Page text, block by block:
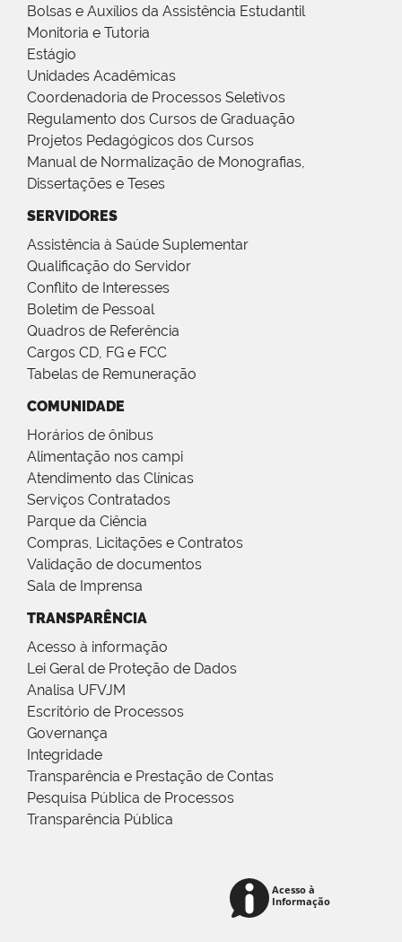
Bolsas e Auxílios da Assistência Estudantil
Monitoria e Tutoria
Estágio
Unidades Acadêmicas
Coordenadoria de Processos Seletivos
Regulamento dos Cursos de Graduação
Projetos Pedagógicos dos Cursos
Manual de Normalização de Monografias,
Dissertações e Teses
SERVIDORES
Assistência à Saúde Suplementar
Qualificação do Servidor
Conflito de Interesses
Boletim de Pessoal
Quadros de Referência
Cargos CD, FG e FCC
Tabelas de Remuneração
COMUNIDADE
Horários de ônibus
Alimentação nos campi
Atendimento das Clínicas
Serviços Contratados
Parque da Ciência
Compras, Licitações e Contratos
Validação de documentos
Sala de Imprensa
TRANSPARÊNCIA
Acesso à informação
Lei Geral de Proteção de Dados
Analisa UFVJM
Escritório de Processos
Governança
Integridade
Transparência e Prestação de Contas
Pesquisa Pública de Processos
Transparência Pública